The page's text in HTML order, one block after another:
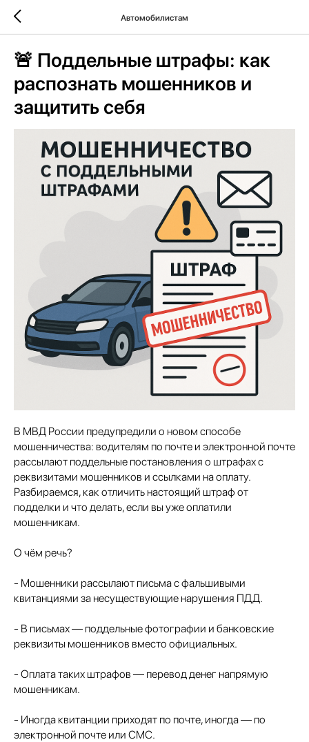
Автомобилистам
🚨 Поддельные штрафы: как
распознать мошенников и
защитить себя
В МВД России предупредили о новом способе
мошенничества: водителям по почте и электронной почте
рассылают поддельные постановления о штрафах с
реквизитами мошенников и ссылками на оплату.
Разбираемся, как отличить настоящий штраф от
подделки и что делать, если вы уже оплатили
мошенникам.
О чём речь?
- Мошенники рассылают письма с фальшивыми
квитанциями за несуществующие нарушения ПДД.
- В письмах — поддельные фотографии и банковские
реквизиты мошенников вместо официальных.
- Оплата таких штрафов — перевод денег напрямую
мошенникам.
- Иногда квитанции приходят по почте, иногда — по
электронной почте или СМС.